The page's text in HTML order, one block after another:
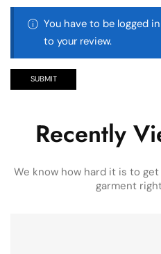
You have to be logged
to your review.
Recently
We know how hard it is to
garment